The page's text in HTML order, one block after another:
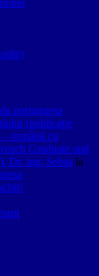
portuguesa
(publicație
română cu
Graduate and
Dr. ing. Sebas la